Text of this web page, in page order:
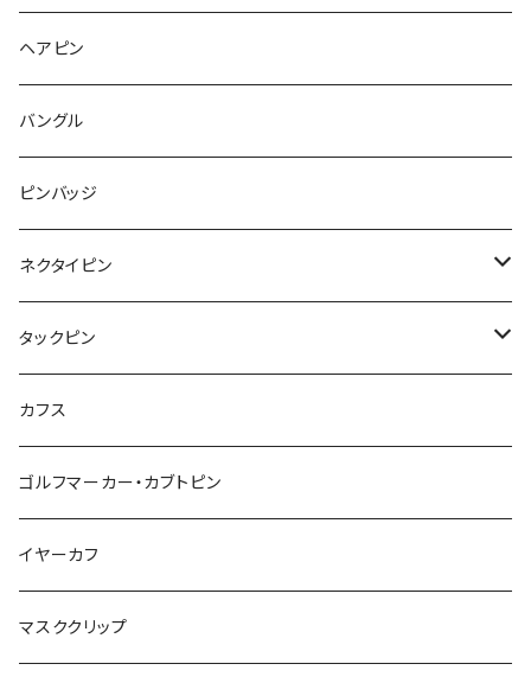
こいのぼり
マーブル
カメオ
星
鳥
マーブル
こいのぼり
てんとう虫
鳥
食品
食品
ハロウィン
カモフラージュ
square
天使
リボン
レッサーパンダ
ブタ
月
惑星
星
唐津土
lip
フルーツ
アイスクリーム
マーブル
音楽
カメオ
ハート
くま
コアラ
羊
牛
カメ
イルカ
さくらんぼ
レモン
てんとう虫
野菜
雲
月
惑星
星
こいのぼり
カメラ
音楽
バイオリン
ピアノ
カメオ
バルーン
リボン
ラリエット
モザイク
ハート
アルファベット
ハロウィン
紐
鳥
バルーン
パン
ガラス
リボン
マーブル
鳥
星
アルファベット
ハロウィン
カメオ
ヘアピン
バングル
ピンバッジ
ネクタイピン
結び
スクエア
タックピン
結び
カフス
ゴルフマーカー・カブトピン
イヤーカフ
マスククリップ